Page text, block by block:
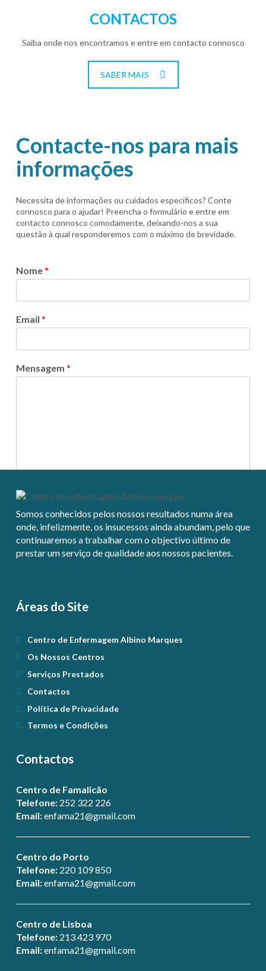
CONTACTOS
Saiba onde nos encontramos e entre em contacto connosco
SABER MAIS
Contacte-nos para mais
informações
Necessita de informações ou cuidados específicos? Conte
connosco para o ajudar! Preencha o formulário e entre em
contacto connosco comodamente, deixando-nos a sua
questão à qual responderemos com o máximo de brevidade.
Nome*
Email *
Mensagem *
Enviar
Somos conhecidos pelos nossos resultados numa área
onde, infelizmente, os insucessos ainda abundam, pelo que
continuaremos a trabalhar com o objectivo último de
prestar um serviço de qualidade aos nossos pacientes.
Áreas do Site
Centro de Enfermagem Albino Marques
Os Nossos Centros
Serviços Prestados
Contactos
Política de Privacidade
Termos e Condições
Contactos
Centro de Famalicão
Telefone:252 322 226
Email:enfama21@gmail.com
Centro do Porto
Telefone:220 109 850
Email:enfama21@gmail.com
Centro de Lisboa
Telefone:213 423 970
Email:enfama21@gmail.com